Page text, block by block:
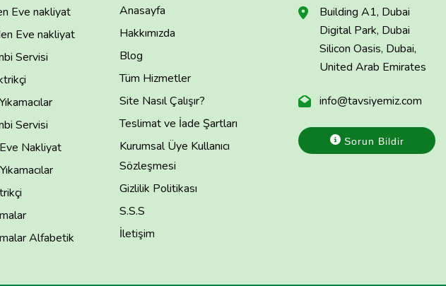
Eve nakliyat
Eve nakliyat
Servisi
Servisi
Nakliyat
Alfabetik
Anasayfa
Hakkımızda
Blog
Tüm Hizmetler
Site Nasıl Çalışır?
Teslimat ve İade Şartları
Kurumsal Üye Kullanıcı
Sözleşmesi
Gizlilik Politikası
S.S.S
İletişim
Building A1, Dubai
Digital Park, Dubai
Silicon Oasis, Dubai,
United Arab Emirates
info@tavsiyemiz.com
Sorun Bildir